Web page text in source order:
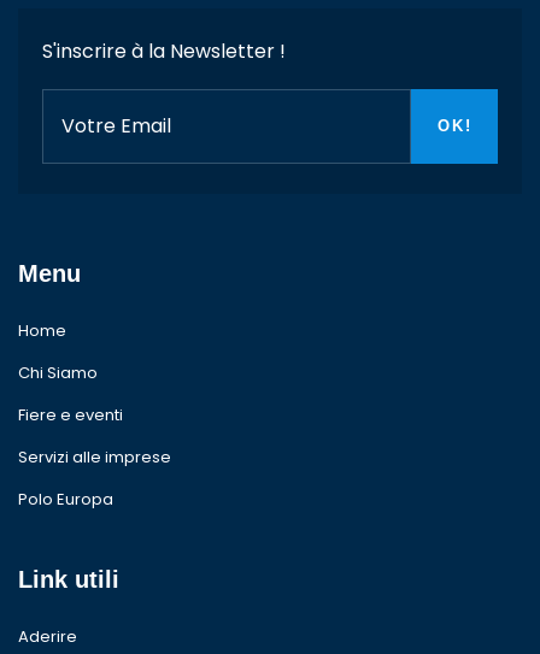
S'inscrire à la Newsletter !
Menu
Home
Chi Siamo
Fiere e eventi
Servizi alle imprese
Polo Europa
Link utili
Aderire